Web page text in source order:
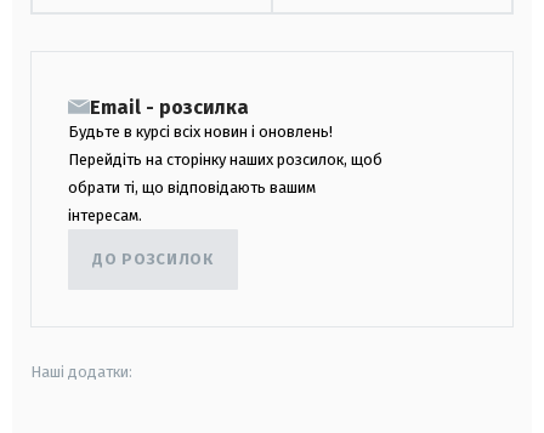
Email - розсилка
Будьте в курсі всіх новин і оновлень!
Перейдіть на сторінку наших розсилок, щоб
обрати ті, що відповідають вашим
інтересам.
ДО РОЗСИЛОК
Наші додатки: